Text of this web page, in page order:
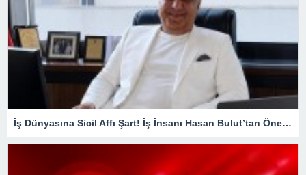
İş Dünyasına Sicil Affı Şart! İş İnsanı Hasan Bulut’tan Önemli Çağrı.